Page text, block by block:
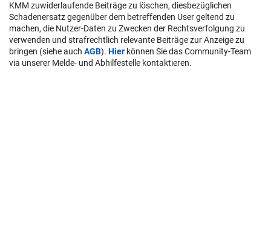
KMM zuwiderlaufende Beiträge zu löschen, diesbezüglichen
Schadenersatz gegenüber dem betreffenden User geltend zu
machen, die Nutzer-Daten zu Zwecken der Rechtsverfolgung zu
verwenden und strafrechtlich relevante Beiträge zur Anzeige zu
bringen (siehe auch AGB). Hier können Sie das Community-Team
via unserer Melde- und Abhilfestelle kontaktieren.